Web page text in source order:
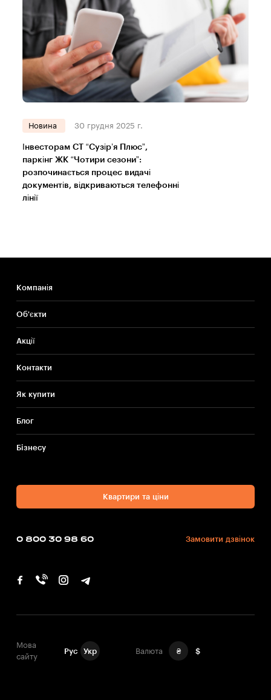
Новина 30 грудня 2025 г.
Інвесторам СТ “Сузір’я Плюс”,
паркінг ЖК “Чотири сезони”:
розпочинається процес видачі
документів, відкриваються телефонні
лінії
Компанія
Об'єкти
Акції
Контакти
Як купити
Блог
Бiзнесу
Квартири та ціни
0 800 30 98 60 Замовити дзвінок
Мова
сайту
Рус Укр Валюта ₴ $